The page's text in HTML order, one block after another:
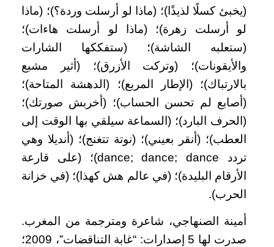
(يخبئ كسلًا لذيذًا)؛ (ماذا لو أرسلت وردة؟)؛ (ماذا
لو أرسلت زهرة)؛ (ماذا لو أرسلت هاءات)؛
(ستعلبه الشاشة)؛ (ستفككها الشارات
والأيقونات)؛ (وتركت الأزرق)؛ (أثير مشبع
بالارتباك)؛ (الإطار المربع)؛ (الدهشة المتاحة)؛
(أصابع لم تحسن الحساب)؛ (أخربش صورتك)؛
(الحرف البارد)؛ (السماعة سيلقي بها الوقت إلى
العطب)؛ (أنقر بعيني)؛ (نوتة تتغنج)؛ (أنديلا وهي
تردد dance; dance; dance)؛ (على قارعة
الأرقام البليدة)؛ (في عالم هش كهذا)؛ (في خزانة
الحرب).
أمينة الصنهاجي، شاعرة ومترجمة من المغرب.
صدرت لها 5 إصدارات: “غابة التناقضات”، 2009؛